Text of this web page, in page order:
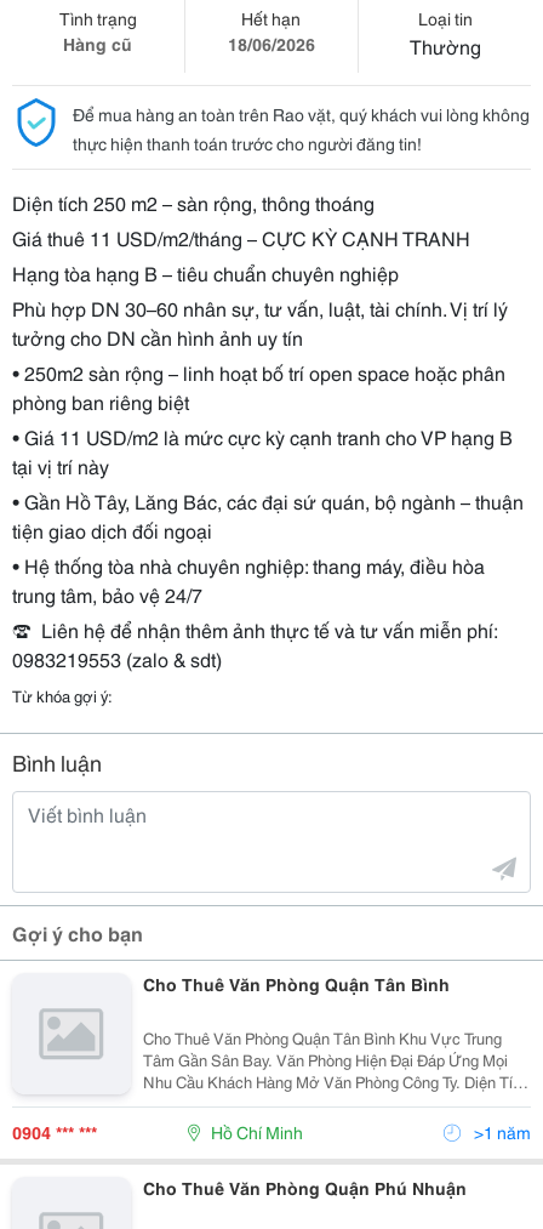
Tình trạng
Hàng cũ
Hết hạn
18/06/2026
Loại tin
Thường
Để mua hàng an toàn trên Rao vặt, quý khách vui lòng không
thực hiện thanh toán trước cho người đăng tin!
Diện tích 250 m2 – sàn rộng, thông thoáng
Giá thuê 11 USD/m2/tháng – CỰC KỲ CẠNH TRANH
Hạng tòa hạng B – tiêu chuẩn chuyên nghiệp
Phù hợp DN 30–60 nhân sự, tư vấn, luật, tài chính. Vị trí lý
tưởng cho DN cần hình ảnh uy tín
• 250m2 sàn rộng – linh hoạt bố trí open space hoặc phân
phòng ban riêng biệt
• Giá 11 USD/m2 là mức cực kỳ cạnh tranh cho VP hạng B
tại vị trí này
• Gần Hồ Tây, Lăng Bác, các đại sứ quán, bộ ngành – thuận
tiện giao dịch đối ngoại
• Hệ thống tòa nhà chuyên nghiệp: thang máy, điều hòa
trung tâm, bảo vệ 24/7
☎ Liên hệ để nhận thêm ảnh thực tế và tư vấn miễn phí:
0983219553 (zalo & sdt)
Từ khóa gợi ý:
Bình luận
Gợi ý cho bạn
Cho Thuê Văn Phòng Quận Tân Bình
Cho Thuê Văn Phòng Quận Tân Bình Khu Vực Trung
Tâm Gần Sân Bay. Văn Phòng Hiện Đại Đáp Ứng Mọi
Nhu Cầu Khách Hàng Mở Văn Phòng Công Ty. Diện Tích
: Chia Theo Nhu Cầu Của Khách Hàng ( Từ 30M2 Đến
500M2 ). Giá Cho Thuê : Từ 8 Usd/M2 Đến 20 Usd
0904 *** *** Hồ Chí Minh >1 năm
Cho Thuê Văn Phòng Quận Phú Nhuận